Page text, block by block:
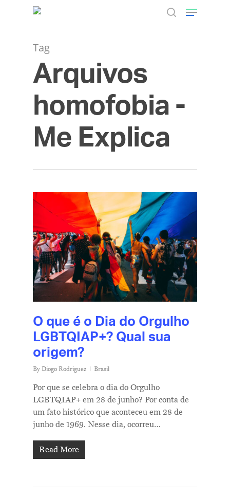
Hit enter to search or ESC to close
Tag
Arquivos
homofobia -
Me Explica
O que é o Dia do Orgulho
LGBTQIAP+? Qual sua
origem?
By Diogo Rodriguez Brasil
Por que se celebra o dia do Orgulho
LGBTQIAP+ em 28 de junho? Por conta de
um fato histórico que aconteceu em 28 de
junho de 1969. Nesse dia, ocorreu…
Read More